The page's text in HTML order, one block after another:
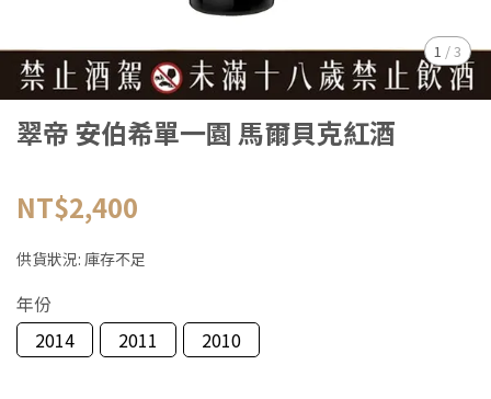
1 /3
翠帝 安伯希單一園 馬爾貝克紅酒
NT$2,400
供貨狀況: 庫存不足
年份
2014
2011 2010